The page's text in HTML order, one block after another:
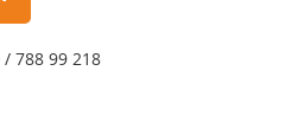
/ 788 99 218